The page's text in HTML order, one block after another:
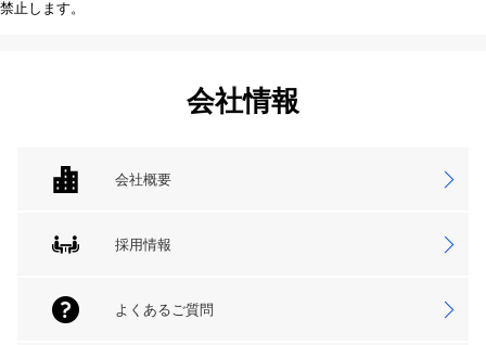
禁止します。
会社情報
会社概要
採用情報
よくあるご質問